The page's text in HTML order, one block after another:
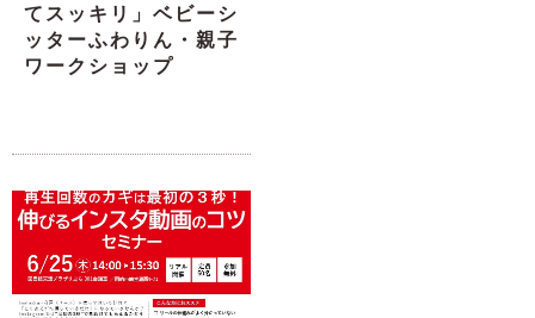
てスッキリ」ベビーシ
ッターふわりん・親子
ワークショップ